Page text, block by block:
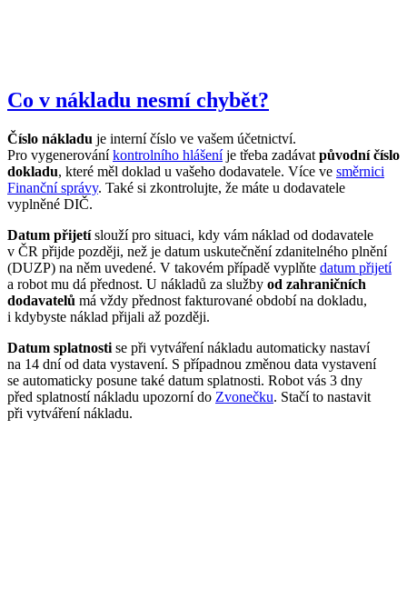
Co v nákladu nesmí chybět?
Číslo nákladu je interní číslo ve vašem účetnictví.
Pro vygenerováníkontrolního hlášeníje třeba zadávat původní číslo
dokladu, které měl doklad u vašeho dodavatele. Více ve směrnici
Finanční správy. Také si zkontrolujte, že máte u dodavatele
vyplněné DIČ.
Datum přijetíslouží pro situaci, kdy vám náklad od dodavatele
v ČR přijde později, než je datum uskutečnění zdanitelného plnění
(DUZP) na něm uvedené. V takovém případě vyplňte datum přijetí
a robot mu dá přednost. U nákladů za služby od zahraničních
dodavatelů má vždy přednost fakturované období na dokladu,
i kdybyste náklad přijali až později.
Datum splatnosti se při vytváření nákladu automaticky nastaví
na 14 dní od data vystavení. S případnou změnou data vystavení
se automaticky posune také datum splatnosti. Robot vás 3 dny
před splatností nákladu upozorní do Zvonečku. Stačí to nastavit
při vytváření nákladu.